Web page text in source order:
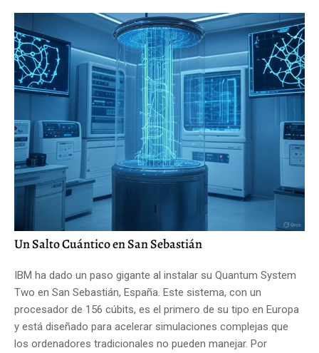
Un Salto Cuántico en San Sebastián
IBM ha dado un paso gigante al instalar su Quantum System
Two en San Sebastián, España. Este sistema, con un
procesador de 156 cúbits, es el primero de su tipo en Europa
y está diseñado para acelerar simulaciones complejas que
los ordenadores tradicionales no pueden manejar. Por